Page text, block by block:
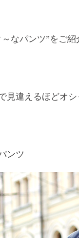
なパンツ”をご紹
見違えるほどオ
ンツ